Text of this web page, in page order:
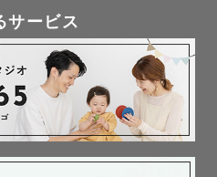
サービス